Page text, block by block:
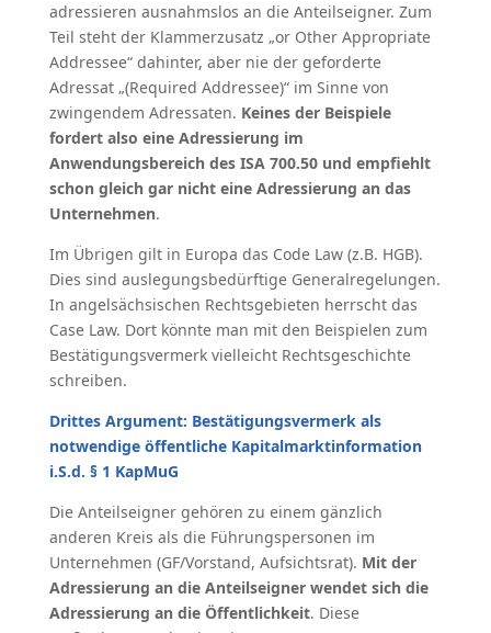
adressieren ausnahmslos an die Anteilseigner. Zum
Teil steht der Klammerzusatz „or Other Appropriate
Addressee“ dahinter, aber nie der geforderte
Adressat „(Required Addressee)“ im Sinne von
zwingendem Adressaten. Keines der Beispiele
fordert also eine Adressierung im
Anwendungsbereich des ISA 700.50 und empfiehlt
schon gleich gar nicht eine Adressierung an das
Unternehmen.
Im Übrigen gilt in Europa das Code Law (z.B. HGB).
Dies sind auslegungsbedürftige Generalregelungen.
In angelsächsischen Rechtsgebieten herrscht das
Case Law. Dort könnte man mit den Beispielen zum
Bestätigungsvermerk vielleicht Rechtsgeschichte
schreiben.
Drittes Argument: Bestätigungsvermerk als
notwendige öffentliche Kapitalmarktinformation
i.S.d. § 1 KapMuG
Die Anteilseigner gehören zu einem gänzlich
anderen Kreis als die Führungspersonen im
Unternehmen (GF/Vorstand, Aufsichtsrat). Mit der
Adressierung an die Anteilseigner wendet sich die
Adressierung an die Öffentlichkeit. Diese